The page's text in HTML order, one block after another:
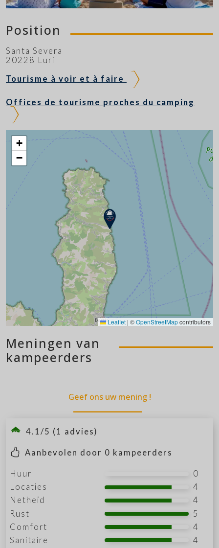
Position
Santa Severa
20228 Luri
Tourisme à voir et à faire
Offices de tourisme proches du camping
+
−
Leaflet | ©OpenStreetMapcontributors
Meningen van
kampeerders
Geef ons uw mening !
4.1/5 (1 advies)
Aanbevolen door 0 kampeerders
Huur
0
Locaties
4
Netheid
4
Rust
5
Comfort
4
Sanitaire
4